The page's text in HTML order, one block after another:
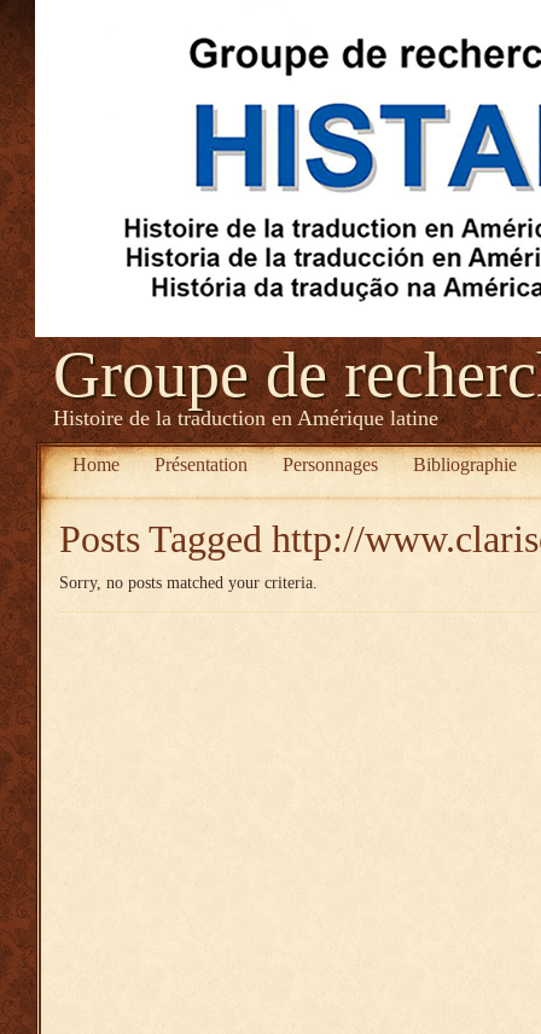
Groupe de
Histoire de la traduction en Amérique latine
Home Présentation Personnages Bibliographie
Posts Tagged http://
Sorry, no posts matched your criteria.